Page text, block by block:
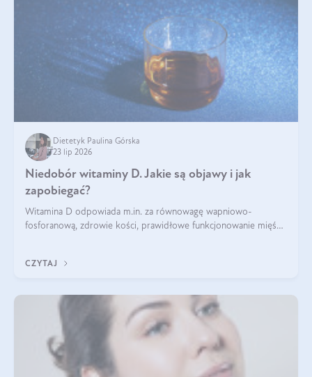
Dietetyk Paulina Górska
23 lip 2026
Niedobór witaminy D. Jakie są objawy i jak
zapobiegać?
Witamina D odpowiada m.in. za równowagę wapniowo-
fosforanową, zdrowie kości, prawidłowe funkcjonowanie mięśni
problemem.
CZYTAJ